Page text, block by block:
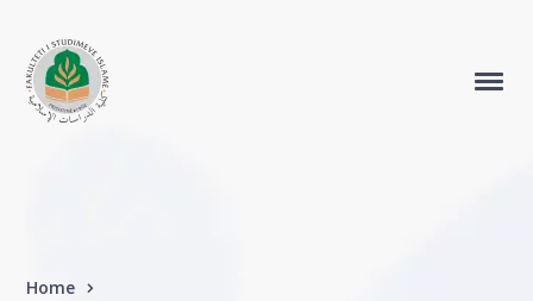
Home